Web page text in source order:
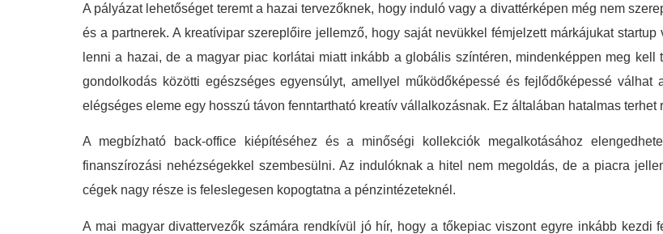
A pályázat lehetőséget teremt a hazai tervezőknek, hogy induló vagy a divattérképen még nem
és a partnerek. A kreatívipar szereplőire jellemző, hogy saját nevükkel fémjelzett márkájukat
lenni a hazai, de a magyar piac korlátai miatt inkább a globális színtéren, mindenképpen meg
gondolkodás közötti egészséges egyensúlyt, amellyel működőképessé és fejlődőképessé
elégséges eleme egy hosszú távon fenntartható kreatív vállalkozásnak. Ez általában hatalmas
A megbízható back-office kiépítéséhez és a minőségi kollekciók megalkotásához
finanszírozási nehézségekkel szembesülni. Az indulóknak a hitel nem megoldás, de a piacra
cégek nagy része is feleslegesen kopogtatna a pénzintézeteknél.
A mai magyar divattervezők számára rendkívül jó hír, hogy a tőkepiac viszont egyre inkább kezdi